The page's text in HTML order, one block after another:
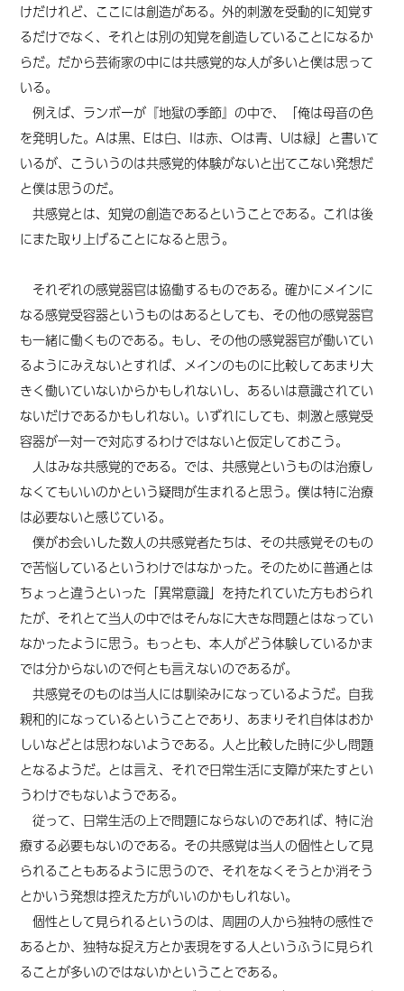
けだけれど、ここには創造がある。外的刺激を受動的に知覚す
るだけでなく、それとは別の知覚を創造していることになるか
らだ。だから芸術家の中には共感覚的な人が多いと僕は思って
いる。
例えば、ランボーが『地獄の季節』の中で、「俺は母音の色
を発明した。Aは黒、Eは白、Iは赤、Oは青、Uは緑」と書いて
いるが、こういうのは共感覚的体験がないと出てこない発想だ
と僕は思うのだ。
共感覚とは、知覚の創造であるということである。これは後
にまた取り上げることになると思う。
それぞれの感覚器官は協働するものである。確かにメインに
なる感覚受容器というものはあるとしても、その他の感覚器官
も一緒に働くものである。 もし、その他の感覚器官が働いてい
るようにみえないとすれば、メインのものに比較してあまり大
きく働いていないからかもしれないし、あるいは意識されてい
ないだけであるかもしれない。いずれにしても、刺激と感覚受
容器が一対一で対応するわけではないと仮定しておこう。
人はみな共感覚的である。では、共感覚というものは治療し
なくてもいいのかという疑問が生まれると思う。僕は特に治療
は必要ないと感じている。
僕がお会いした数人の共感覚者たちは、その共感覚そのもの
で苦悩しているというわけではなかった。そのために普通とは
ちょっと違うといった「異常意識」を持たれていた方もおられ
たが、それとて当人の中ではそんなに大きな問題とはなってい
なかったように思う。もっとも、本人がどう体験しているかま
では分からないので何とも言えないのであるが。
共感覚そのものは当人には馴染みになっているようだ。自我
親和的になっているということであり、あまりそれ自体はおか
しいなどとは思わないようである。人と比較した時に少し問題
となるようだ。とは言え、それで日常生活に支障が来たすとい
うわけでもないようである。
従って、日常生活の上で問題にならないのであれば、特に治
療する必要もないのである。その共感覚は当人の個性として見
られることもあるように思うので、それをなくそうとか消そう
とかいう発想は控えた方がいいのかもしれない。
個性として見られるというのは、周囲の人から独特の感性で
あるとか、独特な捉え方とか表現をする人というふうに見られ
ることが多いのではないかということである。